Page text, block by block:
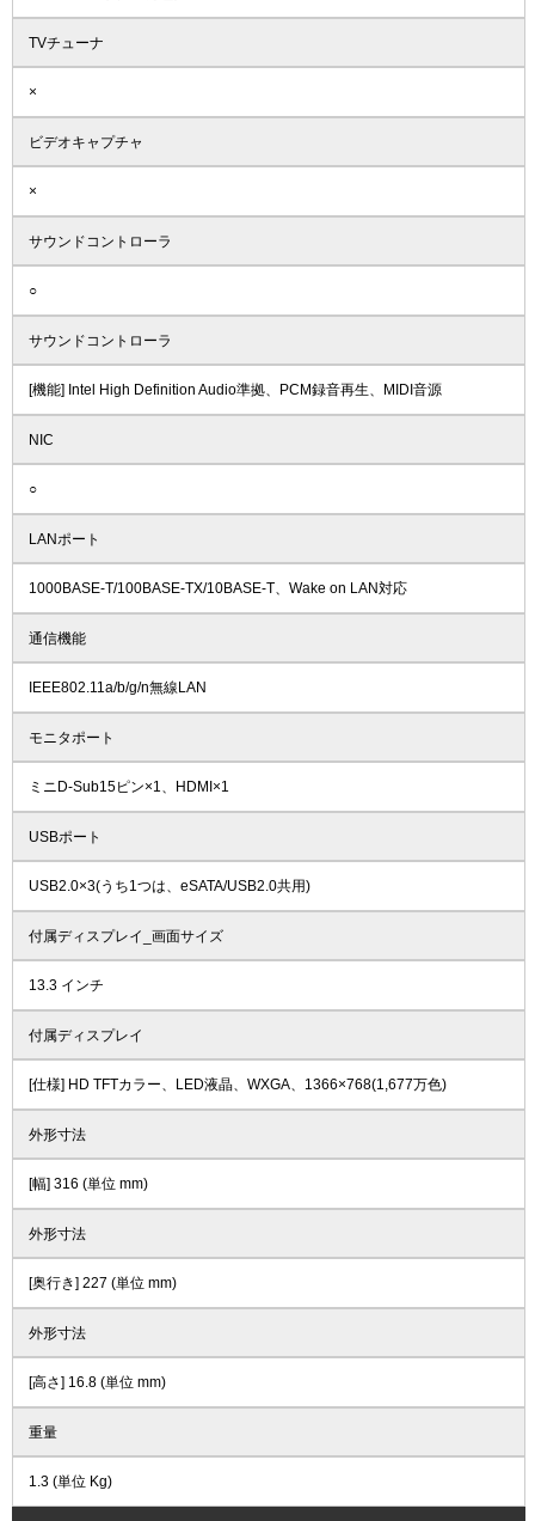
TVチューナ
×
ビデオキャプチャ
×
サウンドコントローラ
○
サウンドコントローラ
[機能] Intel High Definition Audio準拠、PCM録音再生、MIDI音源
NIC
○
LANポート
1000BASE-T/100BASE-TX/10BASE-T、Wake on LAN対応
通信機能
IEEE802.11a/b/g/n無線LAN
モニタポート
ミニD-Sub15ピン×1、HDMI×1
USBポート
USB2.0×3(うち1つは、eSATA/USB2.0共用)
付属ディスプレイ_画面サイズ
13.3 インチ
付属ディスプレイ
[仕様] HD TFTカラー、LED液晶、WXGA、1366×768(1,677万色)
外形寸法
[幅] 316 (単位 mm)
外形寸法
[奥行き] 227 (単位 mm)
外形寸法
[高さ] 16.8 (単位 mm)
重量
1.3 (単位 Kg)